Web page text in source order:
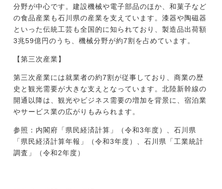
分野が中心です。建設機械や電子部品のほか、和菓子など
の食品産業も石川県の産業を支えています。漆器や陶磁器
といった伝統工芸も全国的に知られており、製造品出荷額
3兆59億円のうち、機械分野が約7割を占めています。
【第三次産業】
第三次産業には就業者の約7割が従事しており、商業の歴
史と観光需要が大きな支えとなっています。北陸新幹線の
開通以降は、観光やビジネス需要の増加を背景に、宿泊業
やサービス業の広がりもみられます。
参照：内閣府「県民経済計算」（令和3年度）、石川県
「県民経済計算年報」（令和3年度）、石川県「工業統計
調査」（令和2年度）